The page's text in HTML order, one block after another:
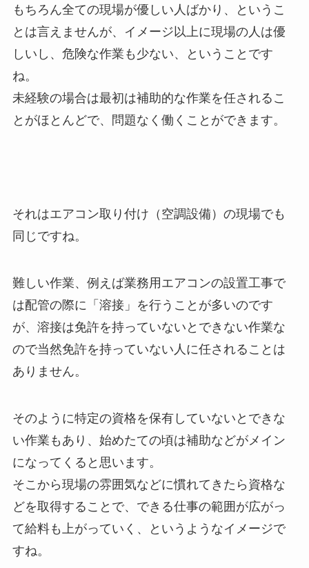
もちろん全ての現場が優しい人ばかり、というこ
とは言えませんが、イメージ以上に現場の人は優
しいし、危険な作業も少ない、ということです
ね。
未経験の場合は最初は補助的な作業を任されるこ
とがほとんどで、問題なく働くことができます。
それはエアコン取り付け（空調設備）の現場でも
同じですね。
難しい作業、例えば業務用エアコンの設置工事で
は配管の際に「溶接」を行うことが多いのです
が、溶接は免許を持っていないとできない作業な
ので当然免許を持っていない人に任されることは
ありません。
そのように特定の資格を保有していないとできな
い作業もあり、始めたての頃は補助などがメイン
になってくると思います。
そこから現場の雰囲気などに慣れてきたら資格な
どを取得することで、できる仕事の範囲が広がっ
て給料も上がっていく、というようなイメージで
すね。